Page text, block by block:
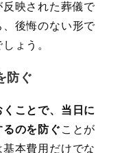
映された葬儀で
後悔のない形で
ょう。
防ぐ
ことで、当日に
のを防ぐ ことが
本費用だけでな